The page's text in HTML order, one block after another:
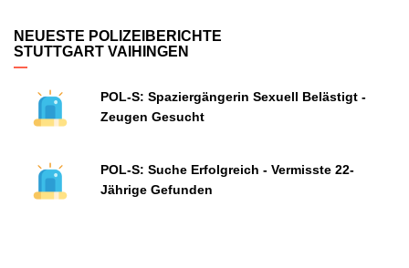
NEUESTE POLIZEIBERICHTE
STUTTGART VAIHINGEN
POL-S: Spaziergängerin Sexuell Belästigt -
Zeugen Gesucht
POL-S: Suche Erfolgreich - Vermisste 22-
Jährige Gefunden